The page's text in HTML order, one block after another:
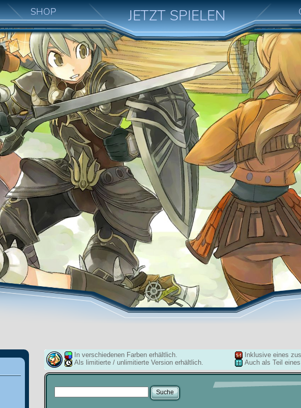
SHOP JETZT SPIELEN
In verschiedenen Farben erhältlich.
Inklusive eines
Als limitierte / unlimitierte Version erhältlich.
Auch als Teil